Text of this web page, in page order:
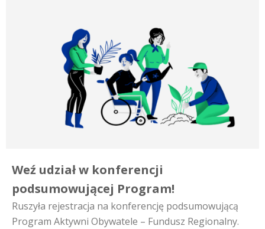
Weź udział w konferencji
podsumowującej Program!
Ruszyła rejestracja na konferencję podsumowującą
Program Aktywni Obywatele – Fundusz Regionalny.